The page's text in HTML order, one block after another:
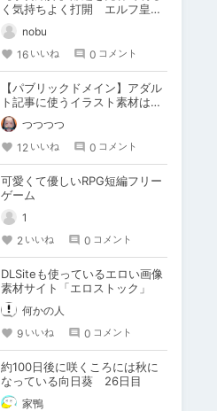
く気持ちよく打開 エルフ皇女
のビッチ化妊娠出産RPG
nobu
16 いいね 0 コメント
【パブリックドメイン】アダル
ト記事に使うイラスト素材は世
界の美術館から探すこともでき
るよ！つつつつ
12 いいね 0 コメント
可愛くて優しいRPG短編フリー
ゲーム
1
2 いいね 0 コメント
DLSiteも使っているエロい画像
素材サイト「エロストック」
何かの人
9 いいね 0 コメント
約100日後に咲くころには秋に
なっている向日葵 26日目
家鴨